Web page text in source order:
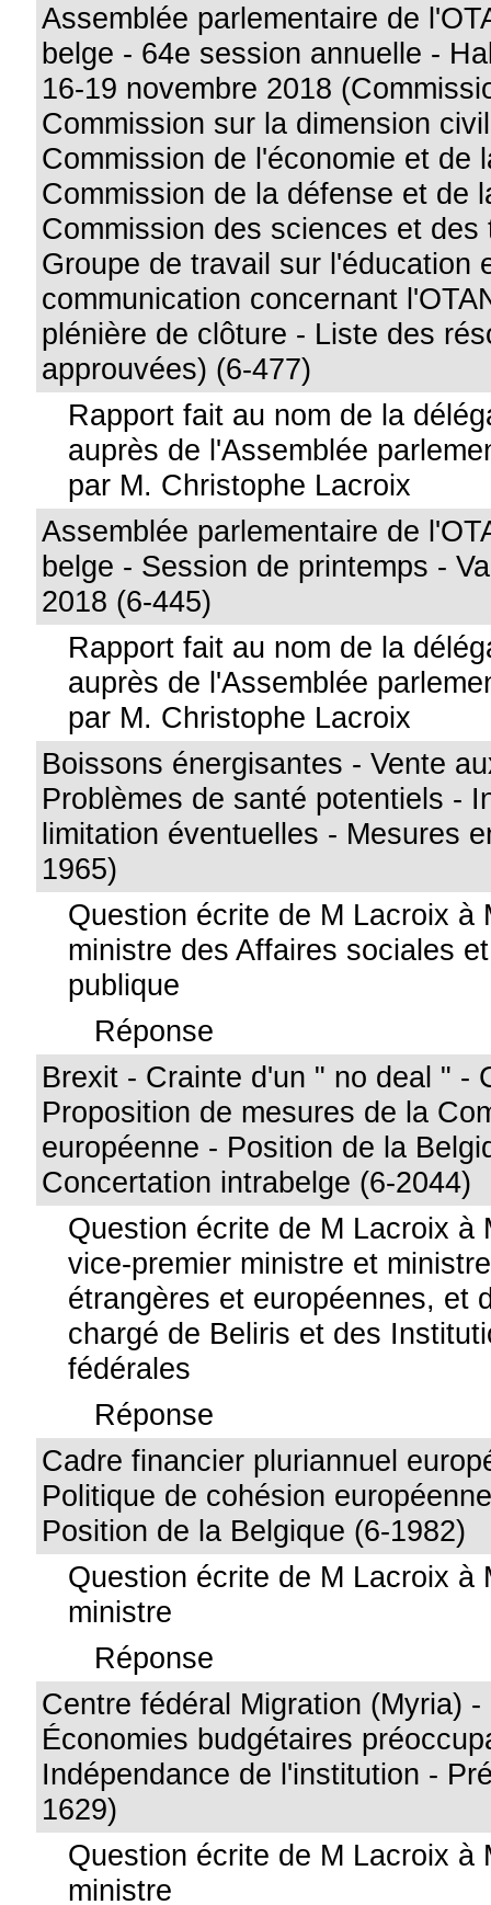
Assemblée parlementaire de
belge - 64e session annuelle -
16-19 novembre 2018
Commission sur la dimension
Commission de l'économie et de
Commission de la défense et de
Commission des sciences et des
Groupe de travail sur l'éducation
communication concernant
plénière de clôture - Liste des
approuvées) (6-477)
Rapport fait au nom de la
auprès de l'Assemblée
par M. Christophe Lacroix
Assemblée parlementaire de
belge - Session de printemps -
2018 (6-445)
Rapport fait au nom de la
auprès de l'Assemblée
par M. Christophe Lacroix
Boissons énergisantes - Vente
Problèmes de santé potentiels -
limitation éventuelles - Mesures
1965)
Question écrite de M Lacroix à
ministre des Affaires sociales
publique
Réponse
Brexit - Crainte d'un " no deal " -
Proposition de mesures de la
européenne - Position de la
Concertation intrabelge (6-2044)
Question écrite de M Lacroix à
vice-premier ministre et
étrangères et européennes, et
chargé de Beliris et des
fédérales
Réponse
Cadre financier pluriannuel
Politique de cohésion
Position de la Belgique (6-1982)
Question écrite de M Lacroix à
ministre
Réponse
Centre fédéral Migration (Myria)
Économies budgétaires
Indépendance de l'institution -
1629)
Question écrite de M Lacroix à
ministre